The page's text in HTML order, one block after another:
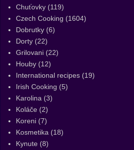
Chuťovky (119)
Czech Cooking (1604)
Dobrutky (6)
Dorty (22)
Grilovani (22)
Houby (12)
International recipes (19)
Irish Cooking (5)
Karolina (3)
Koláče (2)
Koreni (7)
Kosmetika (18)
Kynute (8)